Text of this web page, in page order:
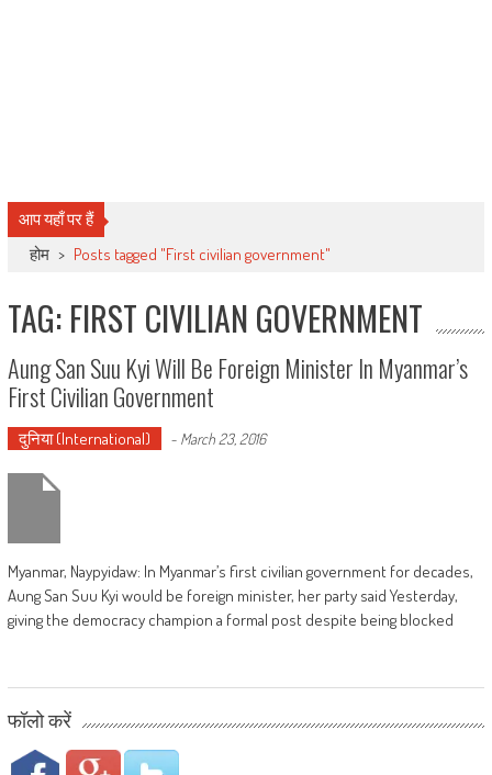
आप यहाँ पर हैं
होम > Posts tagged "First civilian government"
TAG: FIRST CIVILIAN GOVERNMENT
Aung San Suu Kyi Will Be Foreign Minister In Myanmar’s
First Civilian Government
दुनिया (International) - March 23, 2016
Myanmar, Naypyidaw: In Myanmar’s first civilian government for decades,
Aung San Suu Kyi would be foreign minister, her party said Yesterday,
giving the democracy champion a formal post despite being blocked
फॉलो करें